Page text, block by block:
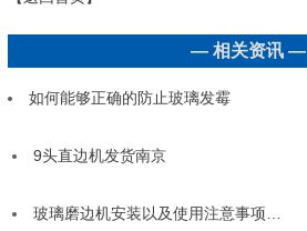
— 相关资讯 —
如何能够正确的防止玻璃发霉
9头直边机发货南京
玻璃磨边机安装以及使用注意事项…